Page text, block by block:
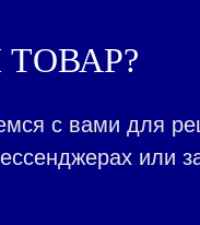
с вами для
или